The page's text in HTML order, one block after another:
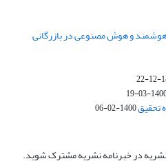
و هوش مصنوعی در بازرگانی
1400-
تحقیق1400-02-06
نشریه در خبرنامه نشریه مشترک شوید.